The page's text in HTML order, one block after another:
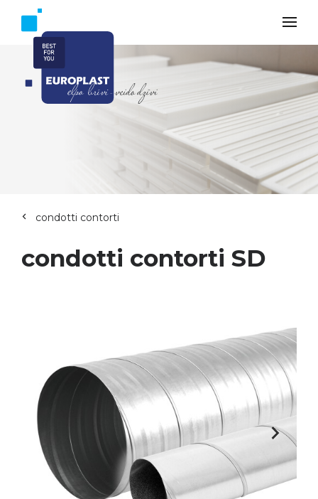
condotti contorti
condotti contorti SD